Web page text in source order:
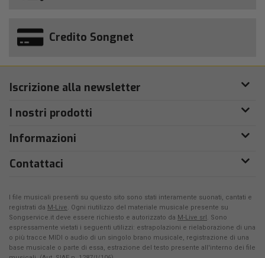
Credito Songnet
Iscrizione alla newsletter
I nostri prodotti
Informazioni
Contattaci
I file musicali presenti su questo sito sono stati interamente suonati, cantati e
registrati da M-Live. Ogni riutilizzo del materiale musicale presente su
Songservice.it deve essere richiesto e autorizzato da M-Live srl. Sono
espressamente vietati i seguenti utilizzi: estrapolazioni e rielaborazione di una
o più tracce MIDI o audio di un singolo brano musicale, registrazione di una
base musicale o parte di essa, estrazione del testo presente all'interno dei file